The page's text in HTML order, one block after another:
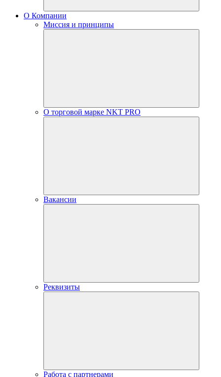
О Компании
Миссия и принципы
О торговой марке NKT PRO
Вакансии
Реквизиты
Работа с партнерами